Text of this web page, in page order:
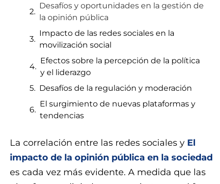
Desafíos y oportunidades en la gestión de
la opinión pública
Impacto de las redes sociales en la
movilización social
Efectos sobre la percepción de la política
y el liderazgo
Desafíos de la regulación y moderación
El surgimiento de nuevas plataformas y
tendencias
La correlación entre las redes sociales y El
impacto de la opinión pública en la sociedad
es cada vez más evidente. A medida que las